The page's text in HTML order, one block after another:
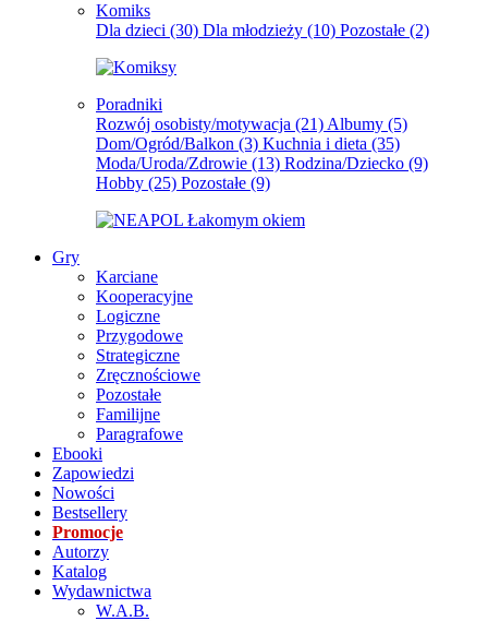
Komiks
Dla dzieci (30) Dla młodzieży (10) Pozostałe (2)
Poradniki
Rozwój osobisty/motywacja (21) Albumy (5)
Dom/Ogród/Balkon (3) Kuchnia i dieta (35)
Moda/Uroda/Zdrowie (13) Rodzina/Dziecko (9)
Hobby (25) Pozostałe (9)
Gry
Karciane
Kooperacyjne
Logiczne
Przygodowe
Strategiczne
Zręcznościowe
Pozostałe
Familijne
Paragrafowe
Ebooki
Zapowiedzi
Nowości
Bestsellery
Promocje
Autorzy
Katalog
Wydawnictwa
W.A.B.